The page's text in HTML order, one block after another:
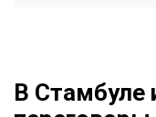
В Стамбуле